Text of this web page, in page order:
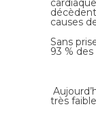
causes
Sans
93 %
très